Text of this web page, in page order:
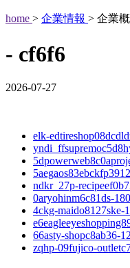
home > 企業情報 > 企業
- cf6f6
2026-07-27
elk-
5aegaos83ebckfp3912
ndkr_27p-
0aryohinm6c81ds-
4ckg-maido8127ske-
66asty-shopc8ab36-
zqhp-09fujico-